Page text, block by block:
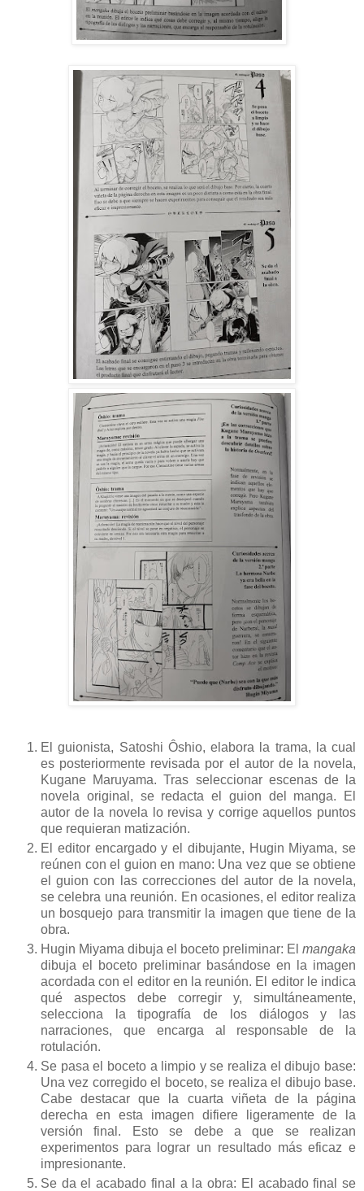
El guionista, Satoshi Ôshio, elabora la trama, la cual
es posteriormente revisada por el autor de la novela,
Kugane Maruyama. Tras seleccionar escenas de la
novela original, se redacta el guion del manga. El
autor de la novela lo revisa y corrige aquellos puntos
que requieran matización.
El editor encargado y el dibujante, Hugin Miyama, se
reúnen con el guion en mano: Una vez que se obtiene
el guion con las correcciones del autor de la novela,
se celebra una reunión. En ocasiones, el editor realiza
un bosquejo para transmitir la imagen que tiene de la
obra.
Hugin Miyama dibuja el boceto preliminar: El mangaka
dibuja el boceto preliminar basándose en la imagen
acordada con el editor en la reunión. El editor le indica
qué aspectos debe corregir y, simultáneamente,
selecciona la tipografía de los diálogos y las
narraciones, que encarga al responsable de la
rotulación.
Se pasa el boceto a limpio y se realiza el dibujo base:
Una vez corregido el boceto, se realiza el dibujo base.
Cabe destacar que la cuarta viñeta de la página
derecha en esta imagen difiere ligeramente de la
versión final. Esto se debe a que se realizan
experimentos para lograr un resultado más eficaz e
impresionante.
Se da el acabado final a la obra: El acabado final se